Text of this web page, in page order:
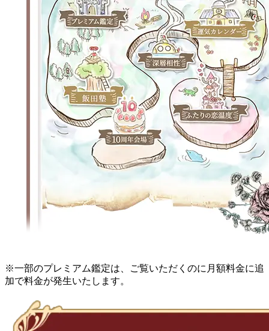
※一部のプレミアム鑑定は、ご覧いただくのに月額料金に追
加で料金が発生いたします。